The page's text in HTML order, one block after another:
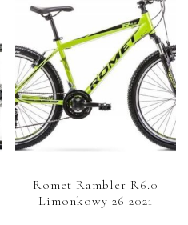
Romet Rambler R6.0
Limonkowy 26 2021